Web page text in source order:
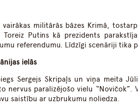
militārās bāzes Krimā,
Putins kā prezidents
referendumu. Līdzīgi scenāriji tika
ielās
Sergejs Skripaļs un viņa meita
nervus paralizējošo vielu
saistību ar uzbrukumu noliedza.